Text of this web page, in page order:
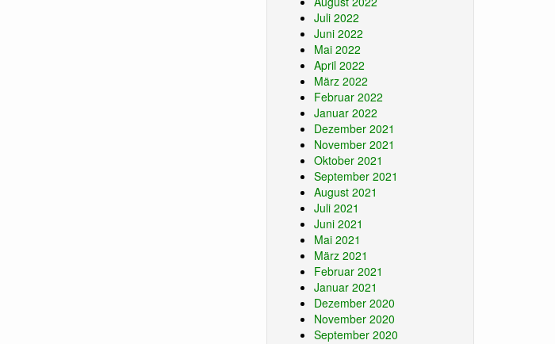
Juli 2022
Juni 2022
Mai 2022
April 2022
März 2022
Februar 2022
Januar 2022
Dezember 2021
November 2021
Oktober 2021
September 2021
August 2021
Juli 2021
Juni 2021
Mai 2021
März 2021
Februar 2021
Januar 2021
Dezember 2020
November 2020
September 2020